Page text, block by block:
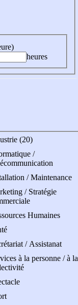
heures
(20)
/
/ Maintenance
/ Stratégie
Humaines
/ Assistanat
à la personne / à la